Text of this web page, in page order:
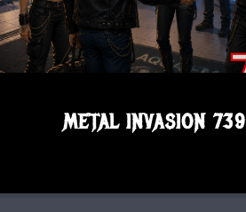
METAL INVASION 739